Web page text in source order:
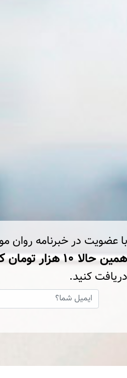
با عضویت در خبرنامه روان
همین حالا ۱۰ هزار تومان کد‌تخفیف خرید آنلاین
دریافت کنید.